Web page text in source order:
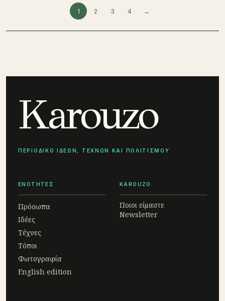
Σελιδοποίηση άρθρων
1 2 3 4 →
Karouzo
ΠΕΡΙΟΔΙΚΟ ΙΔΕΩΝ, ΤΕΧΝΩΝ ΚΑΙ ΠΟΛΙΤΙΣΜΟΥ
ΕΝΟΤΗΤΕΣ
Πρόσωπα
Ιδέες
Τέχνες
Τόποι
Φωτογραφία
English edition
KAROUZO
Ποιοι είμαστε
Newsletter